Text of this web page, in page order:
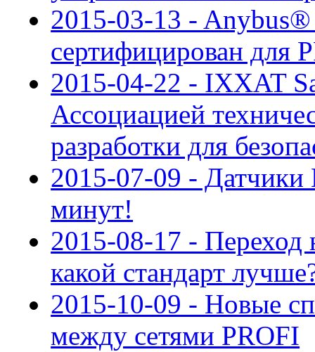
2015-03-13 -
сертифицирован для
2015-04-22 - IXXAT
Ассоциацией
разработки для
2015-07-09 -
минут!
2015-08-17 - Переход
какой стандарт
2015-10-09 - Новые
между сетями PROFI